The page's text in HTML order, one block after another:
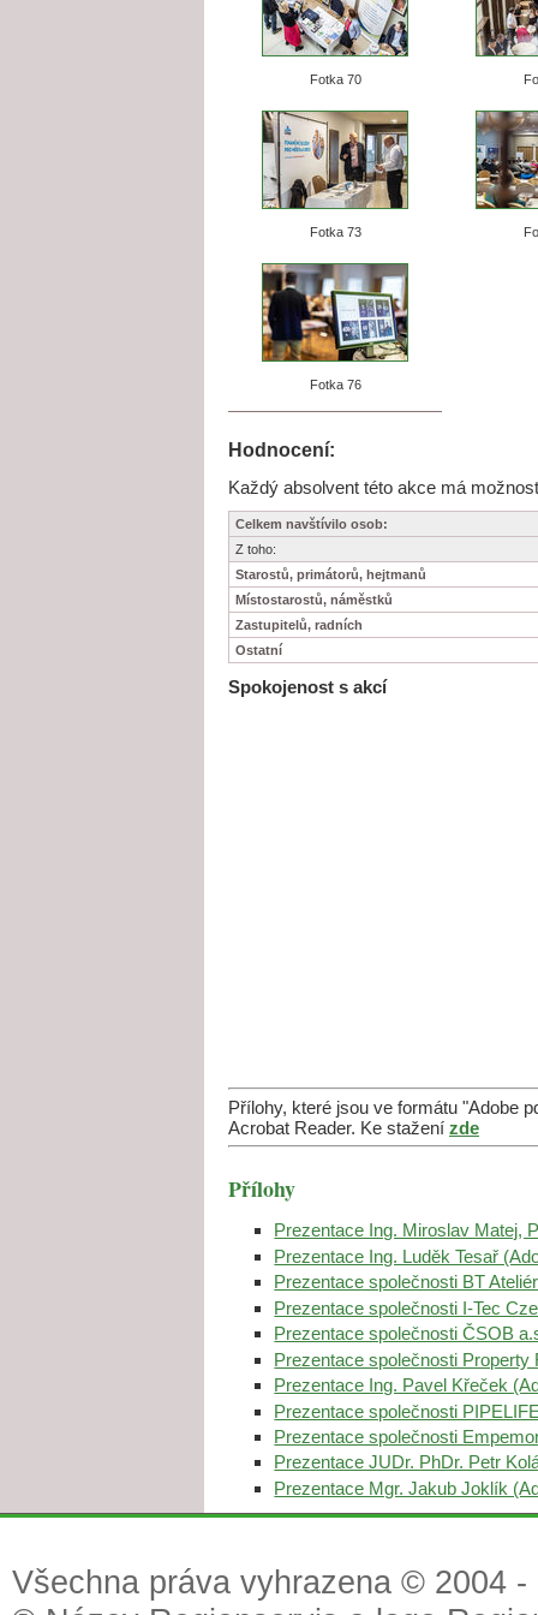
Fotka 70
Fotka 73
Fotka 76
Hodnocení:
Každý absolvent této akce má
Celkem navštívilo osob:
Z toho:
Starostů, primátorů, hejtmanů
Místostarostů, náměstků
Zastupitelů, radních
Ostatní
Spokojenost s akcí
Přílohy, které jsou ve formátu "Adobe
Acrobat Reader. Ke stažení zde
Přílohy
Prezentace Ing. Miroslav Matej,
Prezentace Ing. Luděk Tesař
Prezentace společnosti BT
Prezentace společnosti I-Tec
Prezentace společnosti ČSOB
Prezentace společnosti
Prezentace Ing. Pavel Křeček
Prezentace společnosti
Prezentace společnosti
Prezentace JUDr. PhDr. Petr
Prezentace Mgr. Jakub Joklík
Všechna práva vyhrazena © 2004